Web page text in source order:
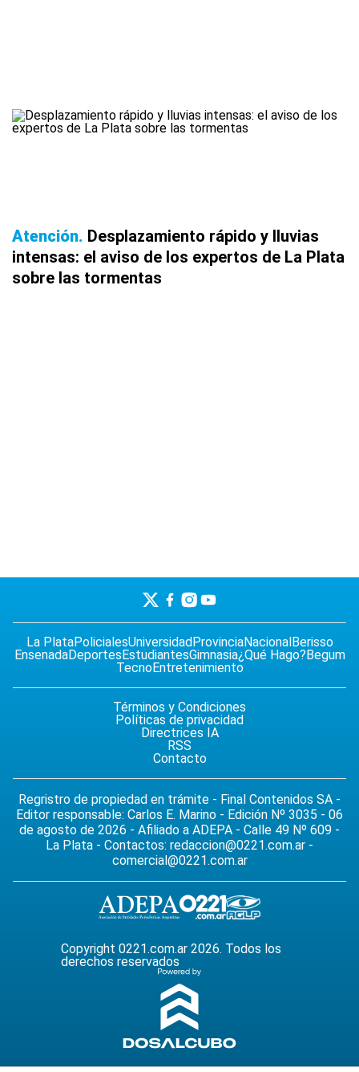
Atención Desplazamiento rápido y lluvias
intensas: el aviso de los expertos de La Plata
sobre las tormentas
La PlataPolicialesUniversidad ProvinciaNacional Berisso
EnsenadaDeportes EstudiantesGimnasia¿Qué Hago? Begum
TecnoEntretenimiento
Términos y Condiciones
Políticas de privacidad
Directrices IA
RSS
Contacto
Regristro de propiedad en trámite - Final Contenidos SA -
Editor responsable: Carlos E. Marino - Edición Nº 3035 - 06
de agosto de 2026 - Afiliado a ADEPA - Calle 49 Nº 609 -
La Plata - Contactos: redaccion@0221.com.ar -
comercial@0221.com.ar
Copyright 0221.com.ar 2026. Todos los
derechos reservados